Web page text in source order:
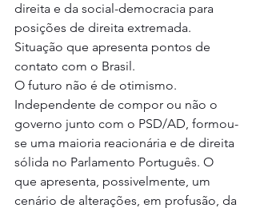
direita e da social-democracia para
posições de direita extremada.
Situação que apresenta pontos de
contato com o Brasil.
O futuro não é de otimismo.
Independente de compor ou não o
governo junto com o PSD/AD, formou-
se uma maioria reacionária e de direita
sólida no Parlamento Português. O
que apresenta, possivelmente, um
cenário de alterações, em profusão, da